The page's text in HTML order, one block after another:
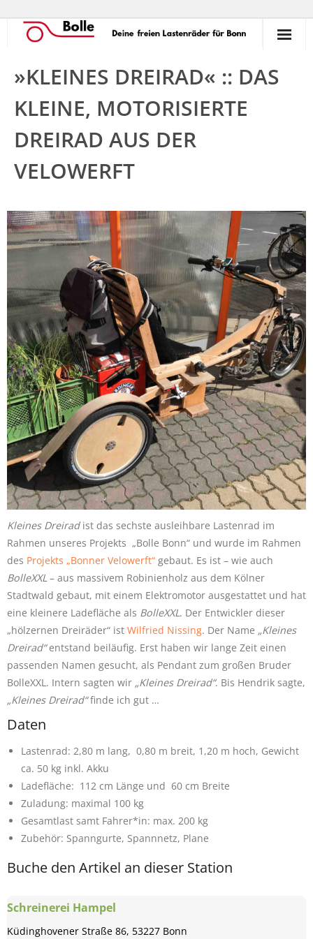
Ausleihen
Verleihen
Unterstützen
Termine
Kontakt
»KLEINES DREIRAD« :: DAS
KLEINE, MOTORISIERTE
DREIRAD AUS DER
VELOWERFT
Kleines Dreiradist das sechste ausleihbare Lastenrad im
Rahmen unseres Projekts „Bolle Bonn“ und wurde im Rahmen
des Projekts „Bonner Velowerft“ gebaut. Es ist – wie auch
BolleXXL– aus massivem Robinienholz aus dem Kölner
Stadtwald gebaut, mit einem Elektromotor ausgestattet und hat
eine kleinere Ladefläche als BolleXXL. Der Entwickler dieser
„hölzernen Dreiräder“ ist Wilfried Nissing. Der Name „Kleines
Dreirad“entstand beiläufig. Erst haben wir lange Zeit einen
passenden Namen gesucht, als Pendant zum großen Bruder
BolleXXL. Intern sagten wir „Kleines Dreirad“. Bis Hendrik sagte,
„Kleines Dreirad“finde ich gut …
Daten
Lastenrad: 2,80 m lang, 0,80 m breit, 1,20 m hoch, Gewicht
ca. 50 kg inkl. Akku
Ladefläche: 112 cm Länge und 60 cm Breite
Zuladung: maximal 100 kg
Gesamtlast samt Fahrer*in: max. 200 kg
Zubehör: Spanngurte, Spannnetz, Plane
Buche den Artikel an dieser Station
Schreinerei Hampel
Küdinghovener Straße 86, 53227 Bonn